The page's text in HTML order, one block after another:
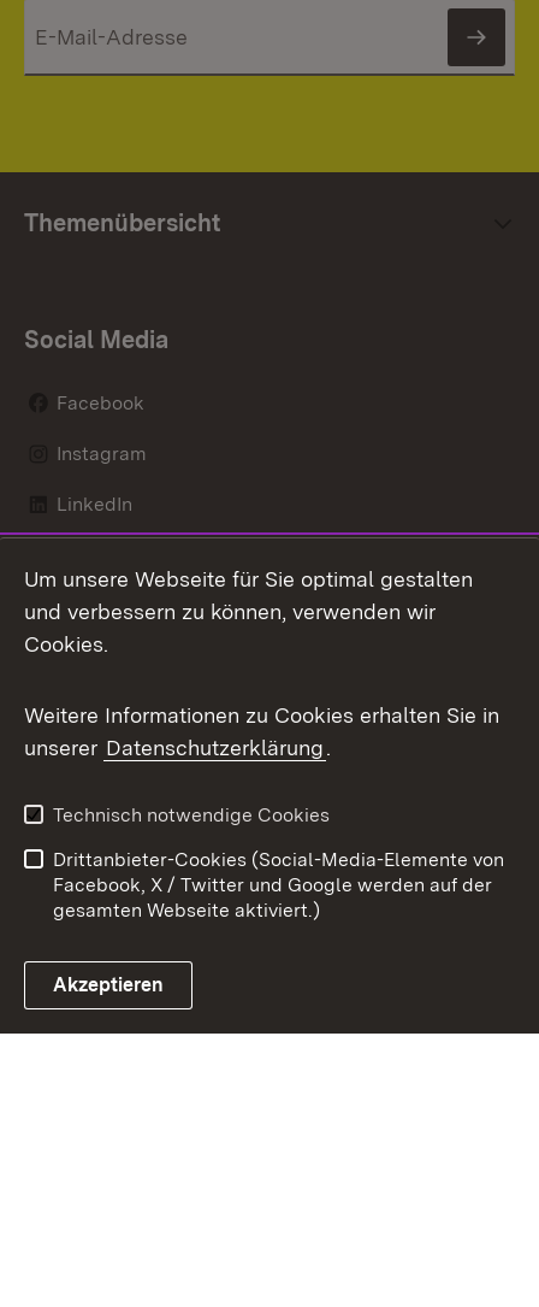
Themenübersicht
Social Media
Facebook
Instagram
LinkedIn
X / Twitter
Youtube
Link zum Landesportal
Kontakt
Datenschutz
Barrierefreiheit
Impressum
Cookies
Um unsere Webseite für Sie optimal gestalten
und verbessern zu können, verwenden wir
Cookies.
Weitere Informationen zu Cookies erhalten Sie in
unserer Datenschutzerklärung.
Technisch notwendige Cookies
Drittanbieter-Cookies (Social-Media-Elemente von
Facebook, X / Twitter und Google werden auf der
gesamten Webseite aktiviert.)
Akzeptieren